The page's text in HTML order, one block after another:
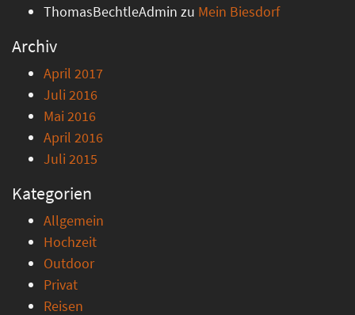
ThomasBechtleAdmin zu Mein Biesdorf
Archiv
April 2017
Juli 2016
Mai 2016
April 2016
Juli 2015
Kategorien
Allgemein
Hochzeit
Outdoor
Privat
Reisen